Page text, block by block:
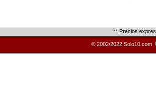
** Precios
© 2002/2022 Solo10.com